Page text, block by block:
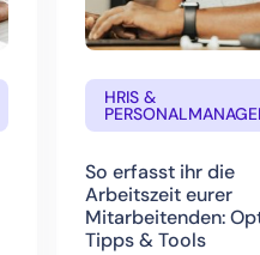
HRIS &
So erfasst ihr die
Arbeitszeit eurer
Mitarbeitenden:
Tipps & Tools